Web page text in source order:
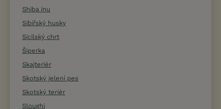
Shiba inu
Sibiřský husky
Sicilský chrt
Šiperka
Skajteriér
Skotský jelení pes
Skotský teriér
Sloughi